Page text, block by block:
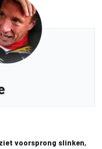
voorsprong slinken,